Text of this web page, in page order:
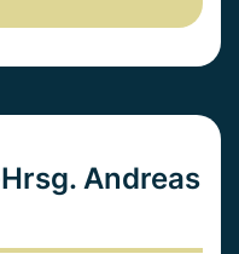
Andreas